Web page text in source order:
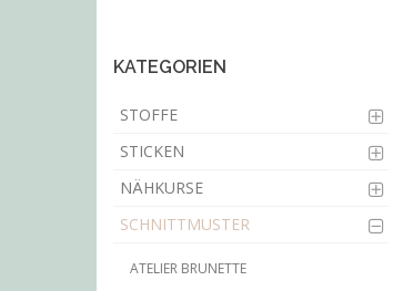
KATEGORIEN
STOFFE
STICKEN
NÄHKURSE
SCHNITTMUSTER
ATELIER BRUNETTE